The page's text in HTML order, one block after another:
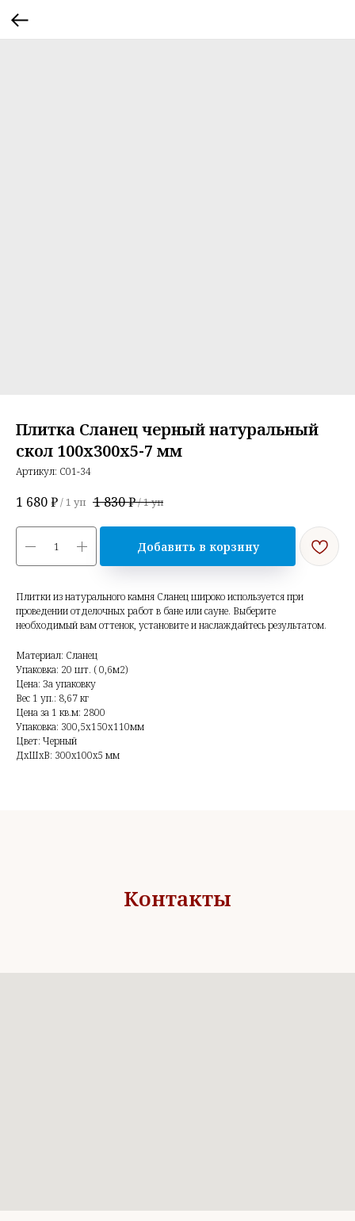
Плитка Сланец черный натуральный
скол 100х300х5-7 мм
Артикул: С01-34
1 680₽/1 уп 1 830₽/1 уп
Добавить в корзину
Плитки из натурального камня Сланец широко используется при
проведении отделочных работ в бане или сауне. Выберите
необходимый вам оттенок, установите и наслаждайтесь результатом.
Материал: Сланец
Упаковка: 20 шт. ( 0,6м2)
Цена: За упаковку
Вес 1 уп.: 8,67 кг
Цена за 1 кв.м: 2800
Упаковка: 300,5х150х110мм
Цвет: Черный
ДxШxВ: 300x100x5 мм
Контакты